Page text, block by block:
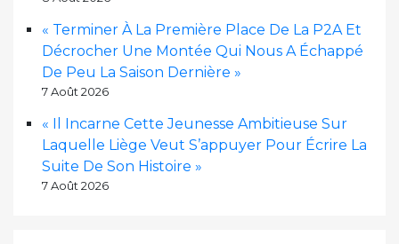
« Terminer À La Première Place De La P2A Et
Décrocher Une Montée Qui Nous A Échappé
De Peu La Saison Dernière »
7 Août 2026
« Il Incarne Cette Jeunesse Ambitieuse Sur
Laquelle Liège Veut S’appuyer Pour Écrire La
Suite De Son Histoire »
7 Août 2026